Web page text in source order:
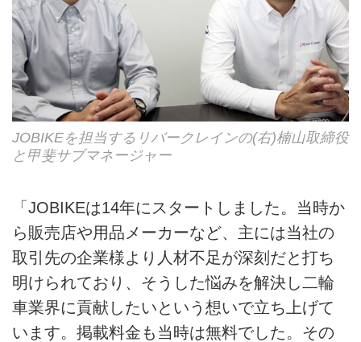
JOBIKEを担当するリバークレインの(右)楠山取締役
と甲斐サブマネージャー
「JOBIKEは14年にスタートしました。当時か
ら販売店や用品メーカーなど、主には当社の
取引先の企業様より人材不足が深刻だと打ち
明けられており、そうした悩みを解決し二輪
車業界に貢献したいという想いで立ち上げて
います。掲載料金も当時は無料でした。その